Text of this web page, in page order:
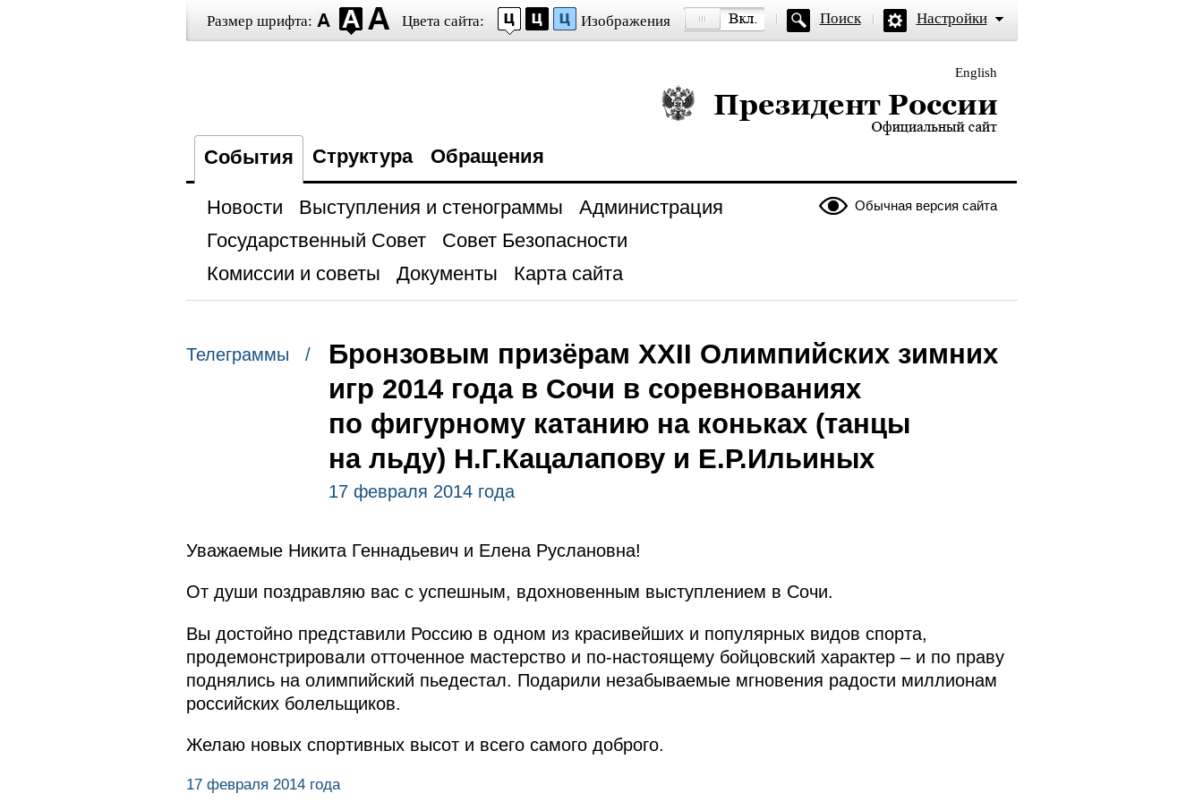
Размер шрифта: Цвета сайта: Изображения Поиск Настройки
English
Президент России — официальный сайт
События Структура Обращения
Обычная версия сайта
Новости Выступления и стенограммы
Администрация
Государственный Совет
Совет Безопасности
Комиссии и советы
Документы Карта сайта
Телеграммы /
Бронзовым призёрам XXII Олимпийских зимних
игр 2014 года в Сочи в соревнованиях
по фигурному катанию на коньках (танцы
на льду) Н.Г.Кацалапову и Е.Р.Ильиных
17 февраля 2014 года
Уважаемые Никита Геннадьевич и Елена Руслановна!
От души поздравляю вас с успешным, вдохновенным выступлением в Сочи.
Вы достойно представили Россию в одном из красивейших и популярных видов спорта,
продемонстрировали отточенное мастерство и по‑настоящему бойцовский характер – и по праву
поднялись на олимпийский пьедестал. Подарили незабываемые мгновения радости миллионам
российских болельщиков.
Желаю новых спортивных высот и всего самого доброго.
17 февраля 2014 года